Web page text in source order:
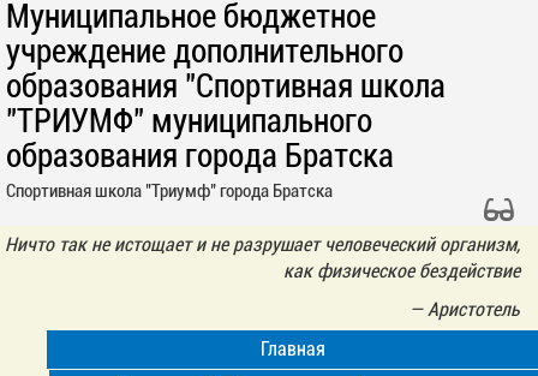
Муниципальное бюджетное
учреждение дополнительного
образования "Спортивная школа
"ТРИУМФ" муниципального
образования города Братска
Спортивная школа "Триумф" города Братска
Ничто так не истощает и не разрушает человеческий организм,
как физическое бездействие
—Аристотель
Главная